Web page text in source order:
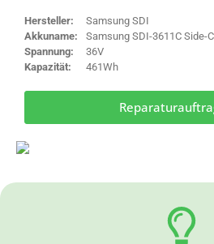
Hersteller:
Samsung SDI
Akkuname:
Samsung SDI-3611C Side-
Spannung:
36V
Kapazität:
461Wh